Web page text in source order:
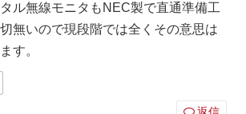
ル無線モニタもNEC製で直通準備工
無いので現段階では全くその意思は
す。